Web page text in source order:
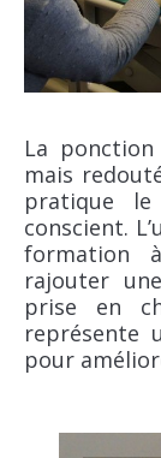
La
mais
pratique
conscient.
formation
rajouter
prise en
représente
pour